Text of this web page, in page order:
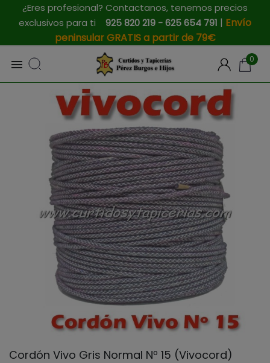
¿Eres profesional? Contactanos, tenemos precios
exclusivos para ti 925 820 219 - 625 654 791 | Envío
peninsular GRATIS a partir de 79€
 0
Cordón Vivo Gris Normal Nº 15 (Vivocord)